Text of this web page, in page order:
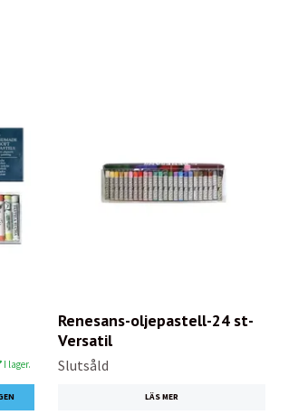
I lager.
Renesans-oljepastell-24 st-
Versatil
Slutsåld
LÄS MER